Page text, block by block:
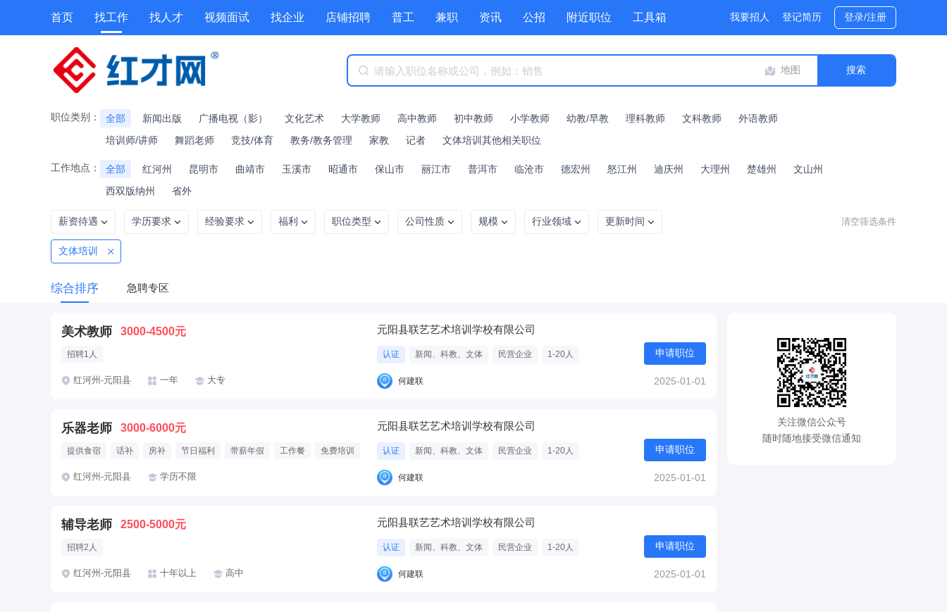
首页 找工作 找人才 视频面试 找企业 店铺招聘 普工 兼职 资讯 公招 附近职位 工具箱 我要招人 登记简历 登录/注册
地图
职位类别： 全部 新闻出版 广播电视（影） 文化艺术 大学教师 高中教师 初中教师 小学教师 幼教/早教 理科教师 文科教师
外语教师
培训师/讲师
舞蹈老师 竞技/体育 教务/教务管理 家教 记者 文体培训其他相关职位
工作地点： 全部 红河州 昆明市 曲靖市 玉溪市 昭通市 保山市 丽江市 普洱市 临沧市 德宏州 怒江州 迪庆州 大理州 楚雄州
文山州
西双版纳州
省外
薪资待遇 学历要求 经验要求 福利 职位类型 公司性质 规模 行业领域 更新时间
文体培训
清空筛选条件
综合排序 急聘专区
美术教师 3000-4500元
招聘1人
红河州-元阳县 一年 大专
元阳县联艺艺术培训学校有限公司
认证 新闻、科教、文体 民营企业 1-20人 申请职位
何建联 2025-01-01
乐器老师 3000-6000元
提供食宿 话补 房补 节日福利 带薪年假 工作餐 免费培训
红河州-元阳县 学历不限
元阳县联艺艺术培训学校有限公司
认证 新闻、科教、文体 民营企业 1-20人 申请职位
何建联 2025-01-01
辅导老师 2500-5000元
招聘2人
红河州-元阳县 十年以上 高中
元阳县联艺艺术培训学校有限公司
认证 新闻、科教、文体 民营企业 1-20人 申请职位
何建联 2025-01-01
关注微信公众号
随时随地接受微信通知